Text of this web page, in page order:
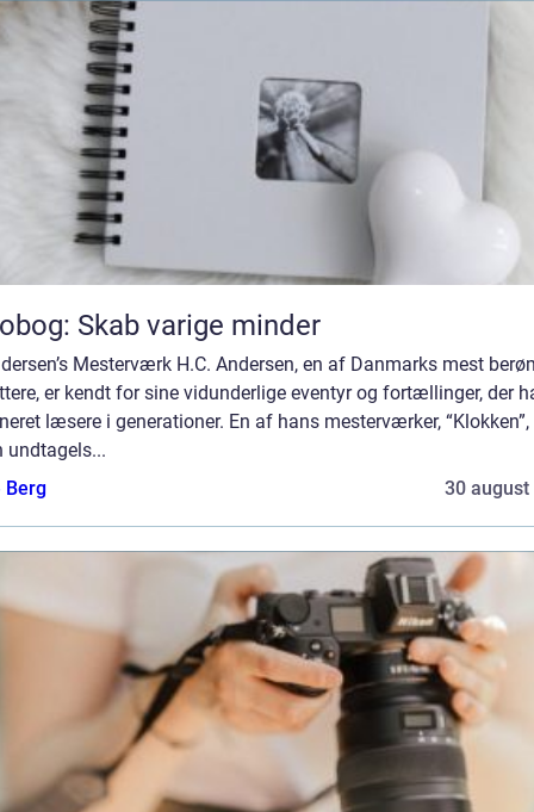
Skab varige minder
Mesterværk H.C. Andersen, en af Danmarks mest
er kendt for sine vidunderlige eventyr og fortællinger, der
læsere i generationer. En af hans mesterværker, “Klokken”,
undtagels...
Berg
30 august